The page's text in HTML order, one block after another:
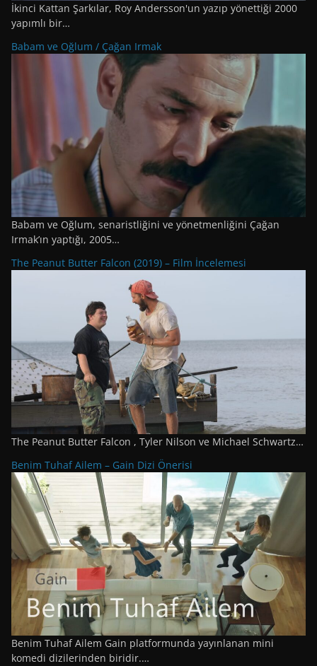
İkinci Kattan Şarkılar, Roy Andersson'un yazıp yönettiği 2000
yapımlı bir…
Babam ve Oğlum / Çağan Irmak
Babam ve Oğlum, senaristliğini ve yönetmenliğini Çağan
Irmak’ın yaptığı, 2005…
The Peanut Butter Falcon (2019) – Film İncelemesi
The Peanut Butter Falcon , Tyler Nilson ve Michael Schwartz…
Benim Tuhaf Ailem – Gain Dizi Önerisi
Benim Tuhaf Ailem Gain platformunda yayınlanan mini
komedi dizilerinden biridir.…